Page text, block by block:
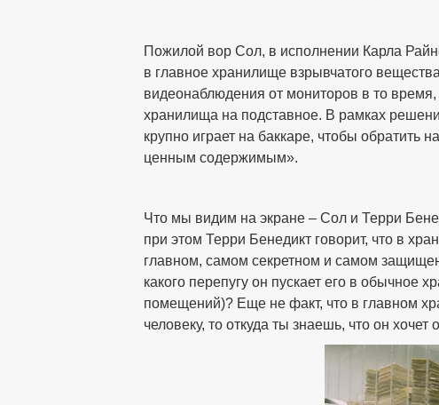
Пожилой вор Сол, в исполнении Карла
в главное хранилище взрывчатого
видеонаблюдения от мониторов в то
хранилища на подставное. В рамках
крупно играет на баккаре, чтобы обратить
ценным содержимым».
Что мы видим на экране – Сол и Терри
при этом Терри Бенедикт говорит, что в
главном, самом секретном и самом
какого перепугу он пускает его в обычное
помещений)? Еще не факт, что в главном
человеку, то откуда ты знаешь, что он